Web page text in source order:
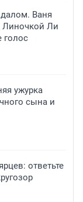
Ваня
Линочкой Ли
голос
ужурка
сына и
ответьте